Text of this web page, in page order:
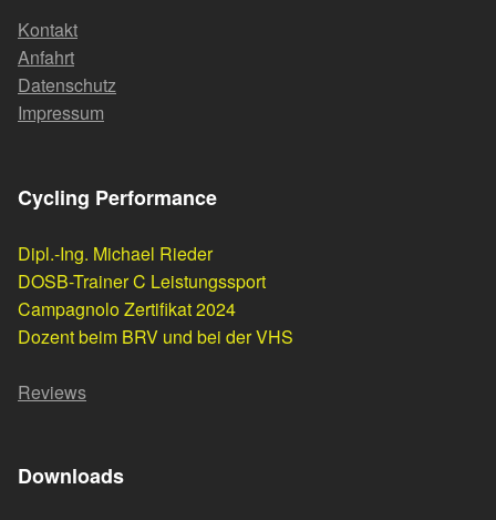
Kontakt
Anfahrt
Datenschutz
Impressum
Cycling Performance
Dipl.-Ing. Michael Rieder
DOSB-Trainer C Leistungssport
Campagnolo Zertifikat 2024
Dozent beim BRV und bei der VHS
Reviews
Downloads